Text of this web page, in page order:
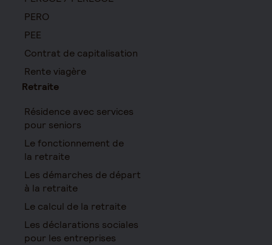
PERO
PEE
Contrat de capitalisation
Rente viagère
Retraite
Résidence avec services
pour seniors
Le fonctionnement de
la retraite
Les démarches de départ
à la retraite
Le calcul de la retraite
Les déclarations sociales
pour les entreprises